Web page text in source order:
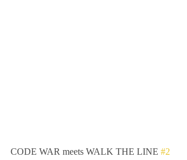
CODE WAR meets WALK THE LINE #2